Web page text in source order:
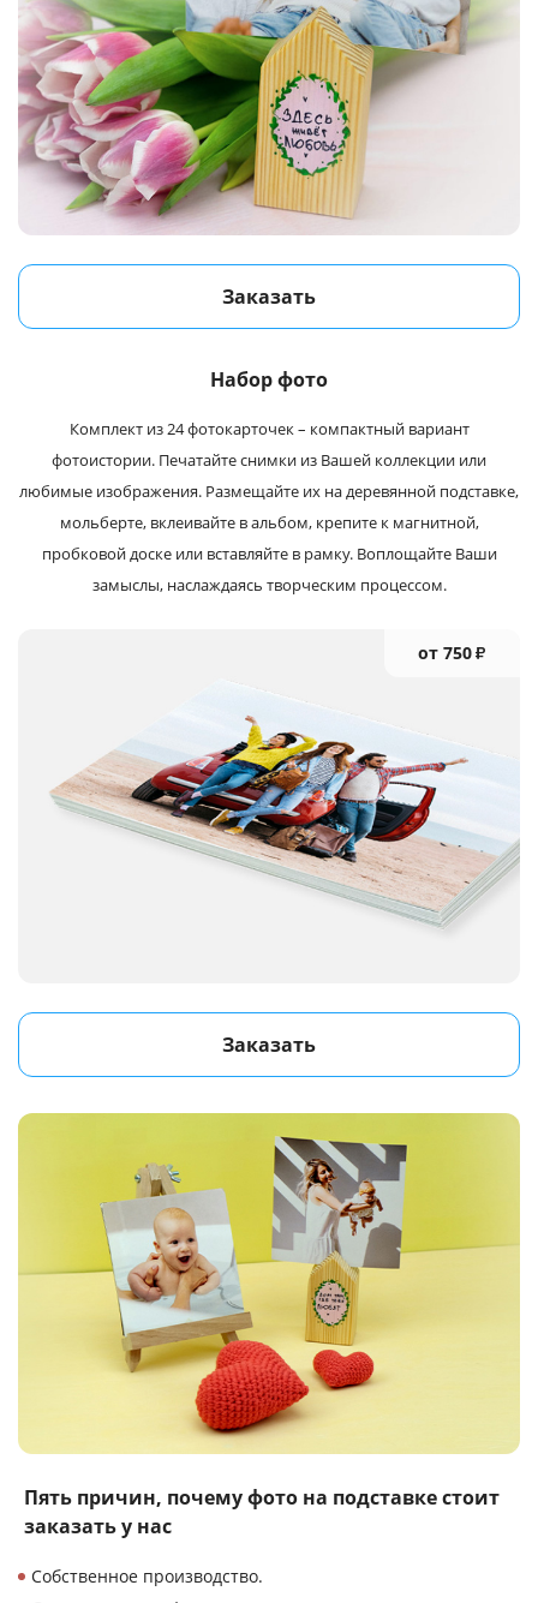
Заказать
Набор фото
Комплект из 24 фотокарточек – компактный вариант
фотоистории. Печатайте снимки из Вашей коллекции или
любимые изображения. Размещайте их на деревянной подставке,
мольберте, вклеивайте в альбом, крепите к магнитной,
пробковой доске или вставляйте в рамку. Воплощайте Ваши
замыслы, наслаждаясь творческим процессом.
от 750₽
Заказать
Пять причин, почемуфото на подставкестоит
заказать у нас
Собственное производство.